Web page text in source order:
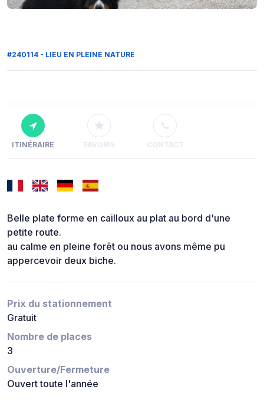
#240114 - LIEU EN PLEINE NATURE
ITINÉRAIRE FAVORIS CONTACT
Belle plate forme en cailloux au plat au bord d'une
petite route.
au calme en pleine forêt ou nous avons même pu
appercevoir deux biche.
Prix du stationnement
Gratuit
Nombre de places
3
Ouverture/Fermeture
Ouvert toute l'année